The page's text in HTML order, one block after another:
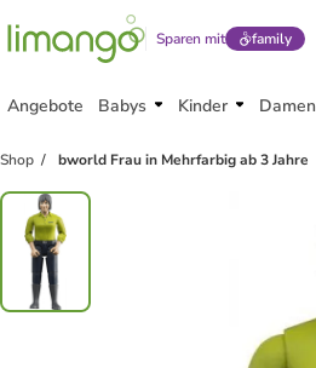
Sparen mit family
Angebote Babys Kinder Damen
Shop bworld Frau in Mehrfarbig ab 3 Jahre